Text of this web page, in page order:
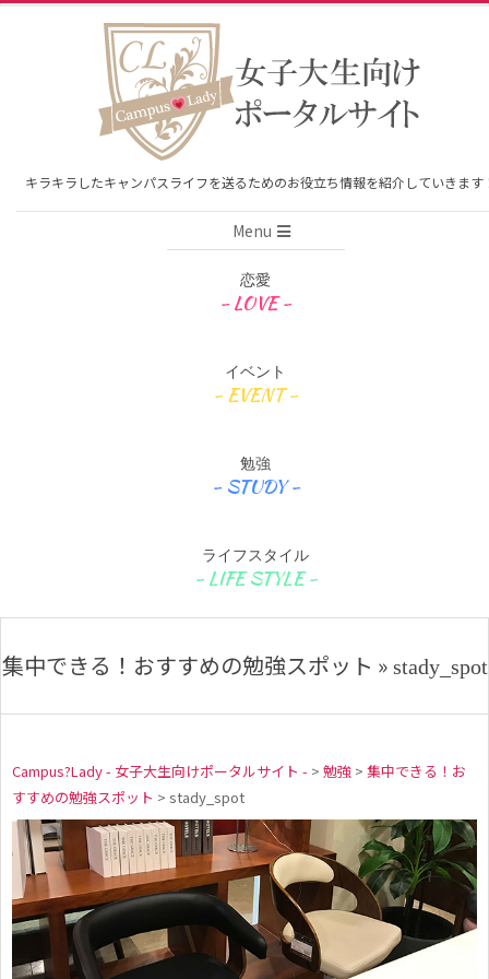
キラキラしたキャンパスライフを送るためのお役立ち情報を紹介していきます
Menu
恋愛
イベント
勉強
ライフスタイル
集中できる！おすすめの勉強スポット » stady_spot
Campus?Lady - 女子大生向けポータルサイト - > 勉強 > 集中できる！お
すすめの勉強スポット > stady_spot
s
t
a
d